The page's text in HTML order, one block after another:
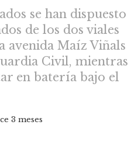
se han dispuesto
de los dos viales
avenida Maíz Viñals
Civil, mientras
en batería bajo el
3 meses